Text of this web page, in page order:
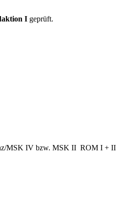
I geprüft.
MSK IV bzw. MSK II ROM I + II